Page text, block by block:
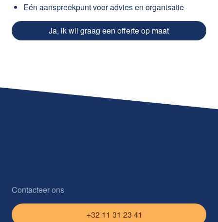
Eén aanspreekpunt voor advies en organisatie
Ja, ik wil graag een offerte op maat
Contacteer ons
+32 11 31 23 41